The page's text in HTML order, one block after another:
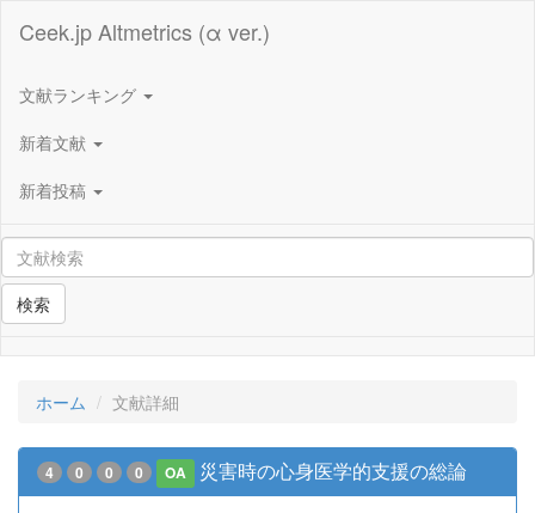
Ceek.jp Altmetrics (α ver.)
文献ランキング
新着文献
新着投稿
検索
ホーム 文献詳細
4 0 0 0 OA 災害時の心身医学的支援の総論